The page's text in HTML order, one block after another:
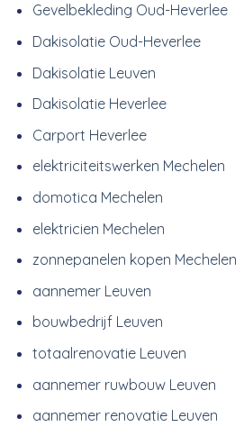
Gevelbekleding Oud-Heverlee
Dakisolatie Oud-Heverlee
Dakisolatie Leuven
Dakisolatie Heverlee
Carport Heverlee
elektriciteitswerken Mechelen
domotica Mechelen
elektricien Mechelen
zonnepanelen kopen Mechelen
aannemer Leuven
bouwbedrijf Leuven
totaalrenovatie Leuven
aannemer ruwbouw Leuven
aannemer renovatie Leuven